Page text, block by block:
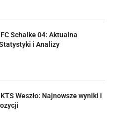
Schalke 04: Aktualna
i Analizy
Weszło: Najnowsze wyniki i